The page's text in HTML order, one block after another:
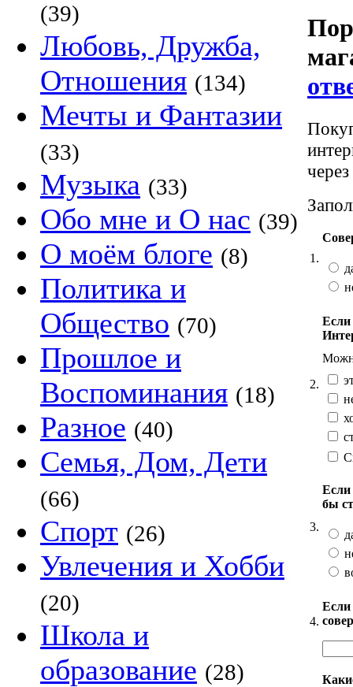
(39)
Любовь, Дружба,
Отношения (134)
Мечты и Фантазии
(33)
Музыка (33)
Обо мне и О нас (39)
О моём блоге (8)
Политика и
Общество (70)
Прошлое и
Воспоминания (18)
Разное (40)
Семья, Дом, Дети
(66)
Спорт (26)
Увлечения и Хобби
(20)
Школа и
образование (28)
1.
2.
Если
3.
Если
бы
4.